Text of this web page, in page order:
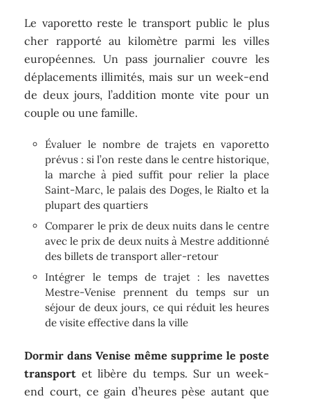
Le vaporetto reste le transport public le plus
cher rapporté au kilomètre parmi les villes
européennes. Un pass journalier couvre les
déplacements illimités, mais sur un week-end
de deux jours, l’addition monte vite pour un
couple ou une famille.
Évaluer le nombre de trajets en vaporetto
prévus : si l’on reste dans le centre historique,
la marche à pied suffit pour relier la place
Saint-Marc, le palais des Doges, le Rialto et la
plupart des quartiers
Comparer le prix de deux nuits dans le centre
avec le prix de deux nuits à Mestre additionné
des billets de transport aller-retour
Intégrer le temps de trajet : les navettes
Mestre-Venise prennent du temps sur un
séjour de deux jours, ce qui réduit les heures
de visite effective dans la ville
Dormir dans Venise même supprime le poste
transport et libère du temps. Sur un week-
end court, ce gain d’heures pèse autant que